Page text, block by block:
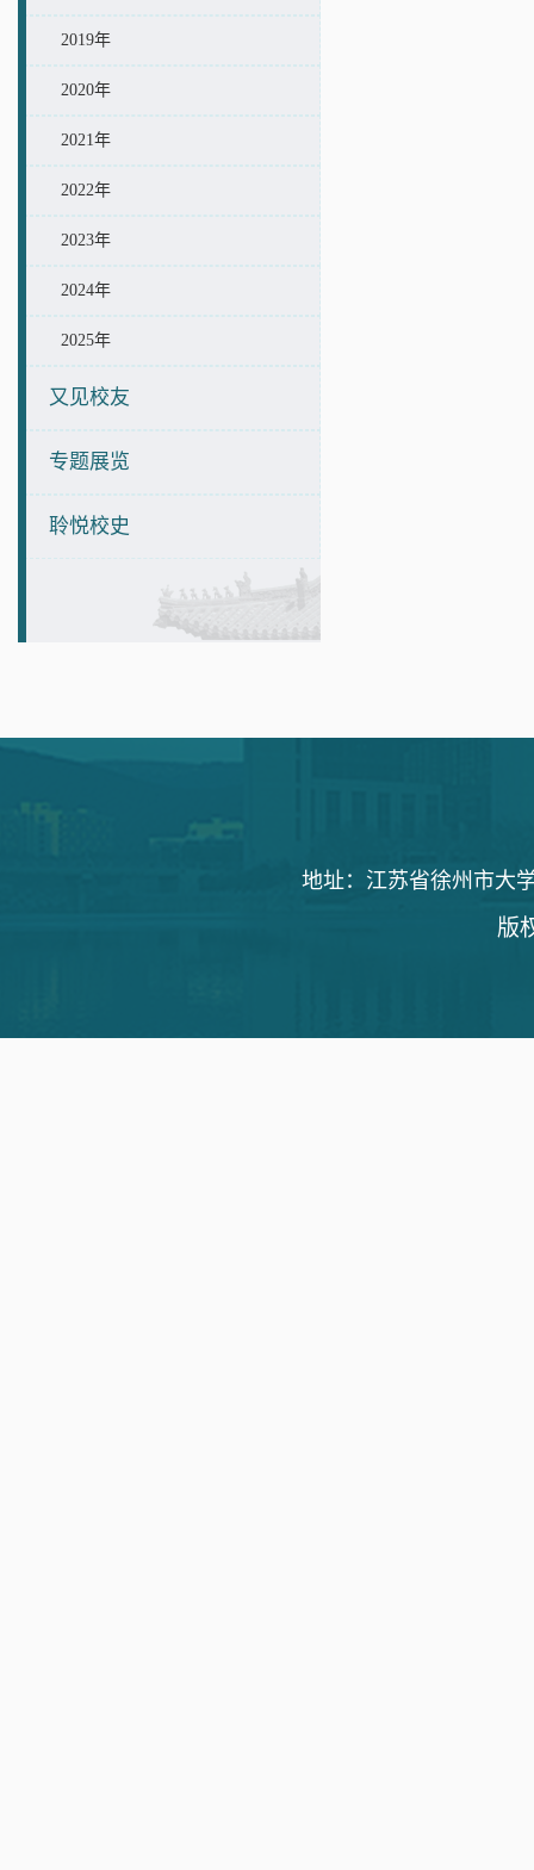
2019年
2020年
2021年
2022年
2023年
2024年
2025年
又见校友
专题展览
聆悦校史
地址：江苏省徐州市大
版